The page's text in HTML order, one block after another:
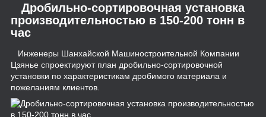
Дробильно-сортировочная установка
производительностью в 150-200 тонн в
час
Инженеры Шанхайской Машиностроительной Компании
Цзянье спроектируют план дробильно-сортировочной
установки по характеристикам дробимого материала и
пожеланиям клиентов.